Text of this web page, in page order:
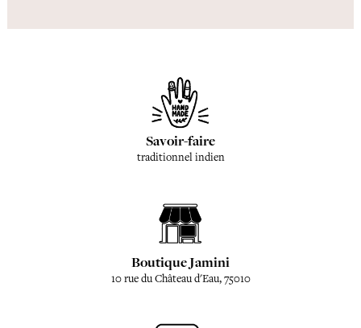
Savoir-faire
traditionnel indien
Boutique Jamini
10 rue du Château d'Eau, 75010